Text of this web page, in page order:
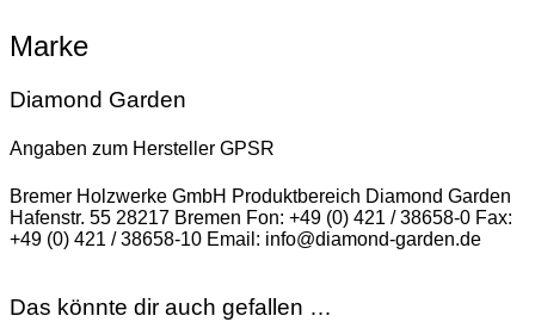
Marke
Diamond Garden
Angaben zum Hersteller GPSR
Bremer Holzwerke GmbH Produktbereich Diamond Garden
Hafenstr. 55 28217 Bremen Fon: +49 (0) 421 / 38658-0 Fax:
+49 (0) 421 / 38658-10 Email: info@diamond-garden.de
Das könnte dir auch gefallen …